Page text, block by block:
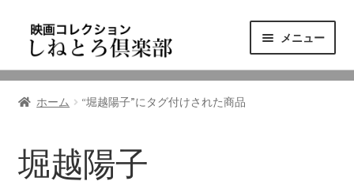
ゲ
シ
ン
へ
テ
ツ
ス
キ
メニュー
ニュース
東三河の映画館
ホーム “堀越陽子”にタグ付けされた商品
堀越陽子